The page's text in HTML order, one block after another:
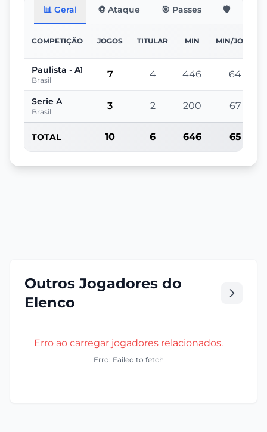
📊 Geral ⚽ Ataque 🎯 Passes 🛡️ Defesa
COMPETIÇÃO JOGOS TITULAR MIN MIN/JOGO
Paulista - A1
Brasil
7 4 446 64
Serie A
Brasil
3 2 200 67
TOTAL 10 6 646 65
Outros Jogadores do
Elenco
Erro ao carregar jogadores relacionados.
Erro: Failed to fetch